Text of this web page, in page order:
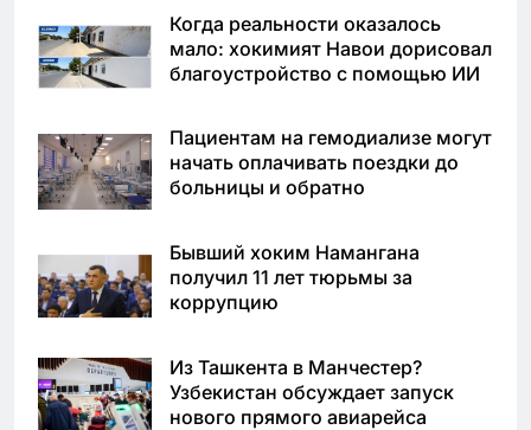
Когда реальности оказалось
мало: хокимият Навои дорисовал
благоустройство с помощью ИИ
Пациентам на гемодиализе могут
начать оплачивать поездки до
больницы и обратно
Бывший хоким Намангана
получил 11 лет тюрьмы за
коррупцию
Из Ташкента в Манчестер?
Узбекистан обсуждает запуск
нового прямого авиарейса